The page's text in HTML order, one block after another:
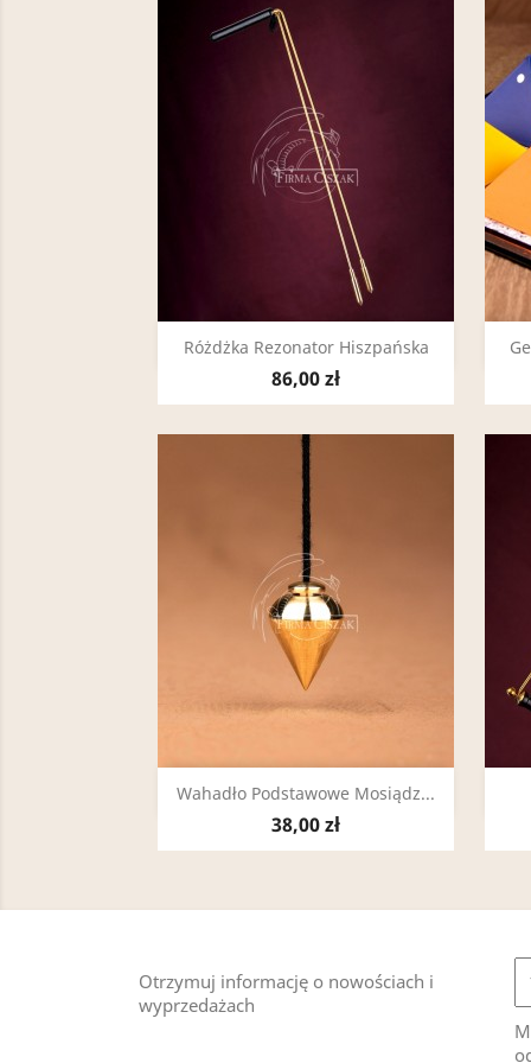
Różdżka Rezonator Hiszpańska
86,00 zł
 Szybki podgląd
Wahadło Podstawowe Mosiądz...
38,00 zł
 Szybki podgląd
Otrzymuj informację o nowościach i
wyprzedażach